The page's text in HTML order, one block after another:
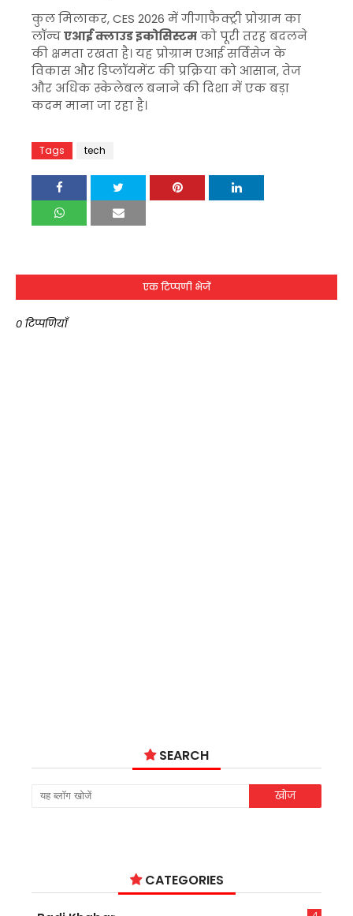
कुल मिलाकर, CES 2026 में गीगाफैक्ट्री प्रोग्राम का
लॉन्चएआई क्लाउड इकोसिस्टमको पूरी तरह बदलने
की क्षमता रखता है। यह प्रोग्राम एआई सर्विसेज के
विकास और डिप्लॉयमेंट की प्रक्रिया को आसान, तेज
और अधिक स्केलेबल बनाने की दिशा में एक बड़ा
कदम माना जा रहा है।
Tags tech
एक टिप्पणी भेजें
0 टिप्पणियाँ
SEARCH
CATEGORIES